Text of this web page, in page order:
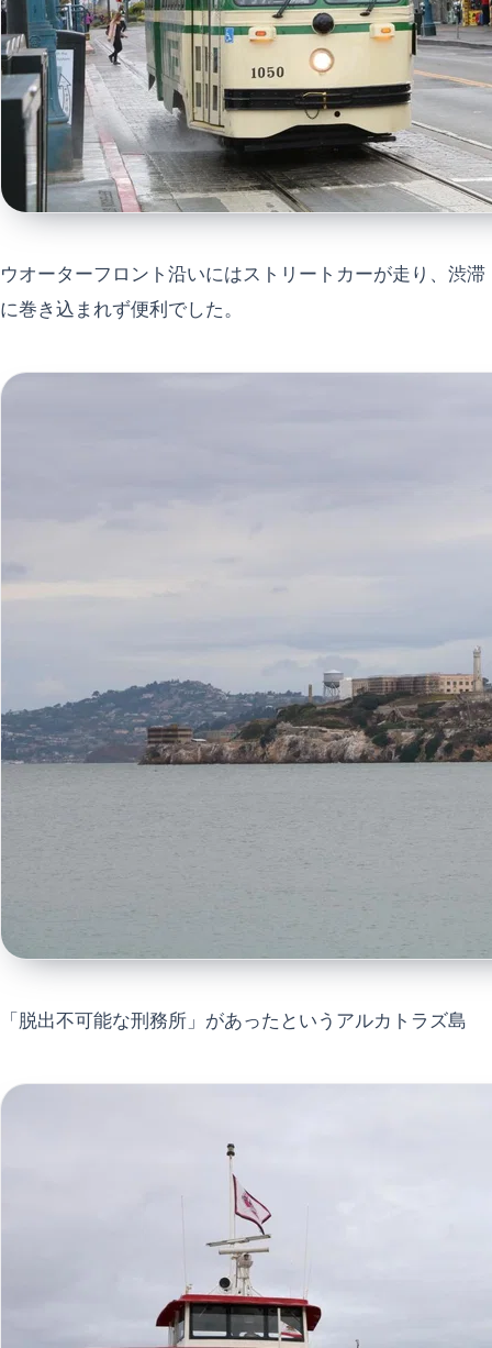
ウオーターフロント沿いにはストリートカーが走り、渋滞
に巻き込まれず便利でした。
「脱出不可能な刑務所」があったというアルカトラズ島